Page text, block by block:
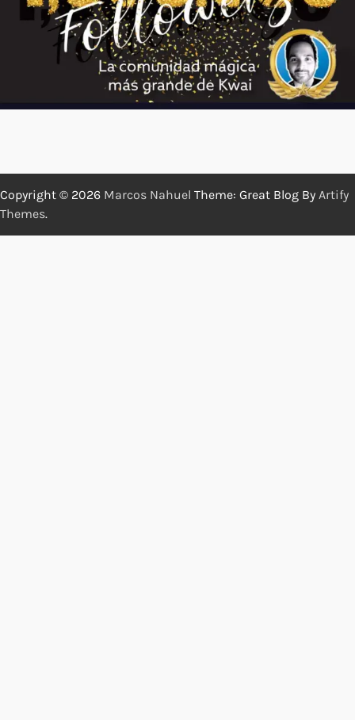
Copyright © 2026 Marcos Nahuel Theme: Great Blog By Artify
Themes.